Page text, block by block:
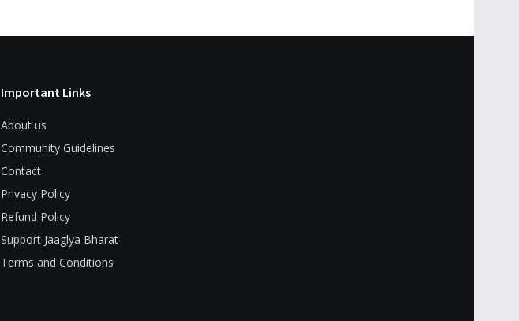
Important Links
About us
Community Guidelines
Contact
Privacy Policy
Refund Policy
Support Jaaglya Bharat
Terms and Conditions